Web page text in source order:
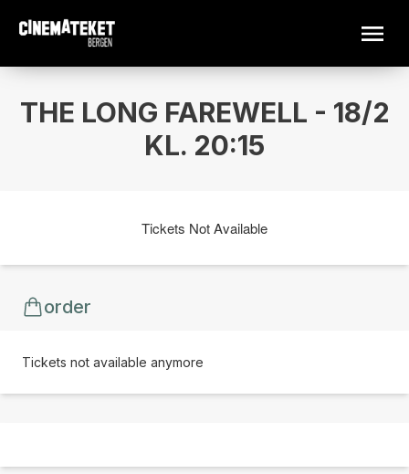
THE LONG FAREWELL - 18/2
KL. 20:15
Tickets Not Available
order
Tickets not available anymore